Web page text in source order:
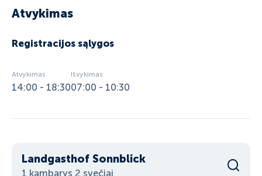
Atvykimas
Registracijos sąlygos
Atvykimas
14:00 - 18:30
Išvykimas
07:00 - 10:30
Landgasthof Sonnblick
1 kambarys 2 svečiai